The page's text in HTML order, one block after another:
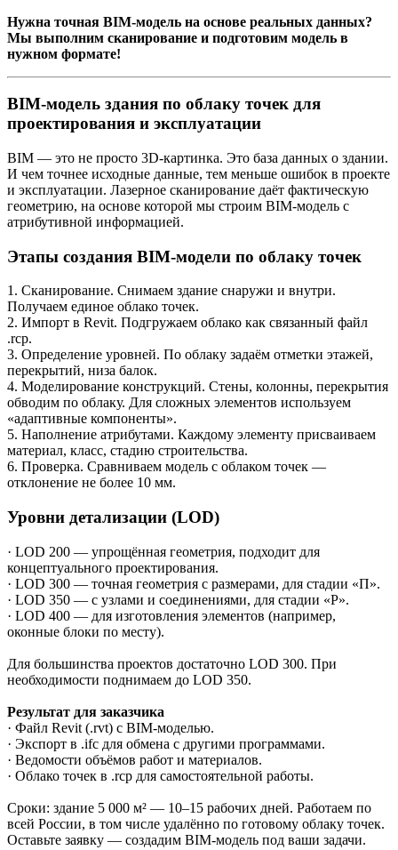
Нужна точная BIM-модель на основе реальных данных?
Мы выполним сканирование и подготовим модель в
нужном формате!
BIM-модель здания по облаку точек для
проектирования и эксплуатации
BIM — это не просто 3D-картинка. Это база данных о здании.
И чем точнее исходные данные, тем меньше ошибок в проекте
и эксплуатации. Лазерное сканирование даёт фактическую
геометрию, на основе которой мы строим BIM-модель с
атрибутивной информацией.
Этапы создания BIM-модели по облаку точек
1. Сканирование. Снимаем здание снаружи и внутри.
Получаем единое облако точек.
2. Импорт в Revit. Подгружаем облако как связанный файл
.rcp.
3. Определение уровней. По облаку задаём отметки этажей,
перекрытий, низа балок.
4. Моделирование конструкций. Стены, колонны, перекрытия
обводим по облаку. Для сложных элементов используем
«адаптивные компоненты».
5. Наполнение атрибутами. Каждому элементу присваиваем
материал, класс, стадию строительства.
6. Проверка. Сравниваем модель с облаком точек —
отклонение не более 10 мм.
Уровни детализации (LOD)
· LOD 200 — упрощённая геометрия, подходит для
концептуального проектирования.
· LOD 300 — точная геометрия с размерами, для стадии «П».
· LOD 350 — с узлами и соединениями, для стадии «Р».
· LOD 400 — для изготовления элементов (например,
оконные блоки по месту).
Для большинства проектов достаточно LOD 300. При
необходимости поднимаем до LOD 350.
Результат для заказчика
· Файл Revit (.rvt) с BIM-моделью.
· Экспорт в .ifc для обмена с другими программами.
· Ведомости объёмов работ и материалов.
· Облако точек в .rcp для самостоятельной работы.
Сроки: здание 5 000 м² — 10–15 рабочих дней. Работаем по
всей России, в том числе удалённо по готовому облаку точек.
Оставьте заявку — создадим BIM-модель под ваши задачи.